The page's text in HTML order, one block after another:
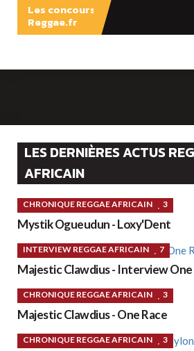
Les concours
Reggae.fr
LES DERNIÈRES ACTUS
AFRICAIN
CHRONIQUE REGGAE AFRICAIN 3
Mystik Ogueudun - Loxy'Dent
INTERVIEW REGGAE AFRICAIN 7
Majestic Clawdius - Interview One
CHRONIQUE REGGAE AFRICAIN 3
Majestic Clawdius - One Race
CHRONIQUE REGGAE AFRICAIN 3